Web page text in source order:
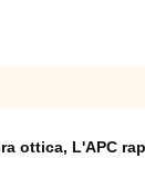
ottica, L'APC